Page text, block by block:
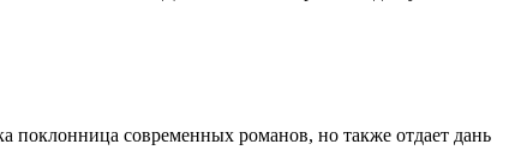
поклонница современных романов, но также отдает дань